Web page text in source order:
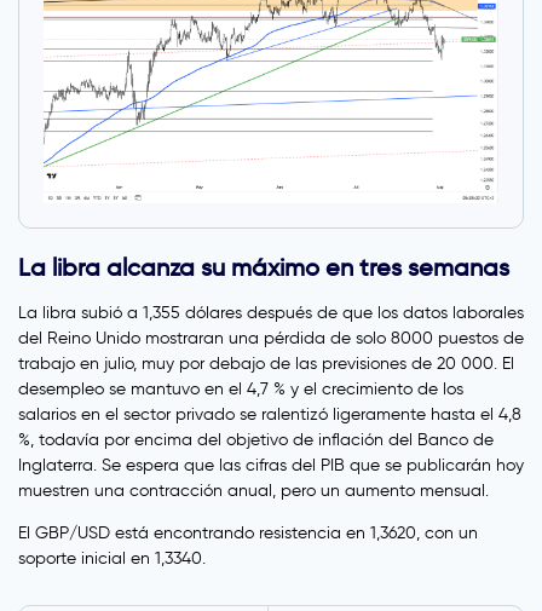
La libra alcanza su máximo en tres semanas
La libra subió a 1,355 dólares después de que los datos laborales
del Reino Unido mostraran una pérdida de solo 8000 puestos de
trabajo en julio, muy por debajo de las previsiones de 20 000. El
desempleo se mantuvo en el 4,7 % y el crecimiento de los
salarios en el sector privado se ralentizó ligeramente hasta el 4,8
%, todavía por encima del objetivo de inflación del Banco de
Inglaterra. Se espera que las cifras del PIB que se publicarán hoy
muestren una contracción anual, pero un aumento mensual.
El GBP/USD está encontrando resistencia en 1,3620, con un
soporte inicial en 1,3340.